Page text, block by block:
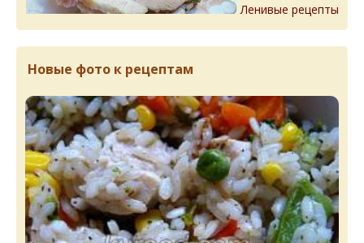
Ленивые рецепты
Новые фото к рецептам